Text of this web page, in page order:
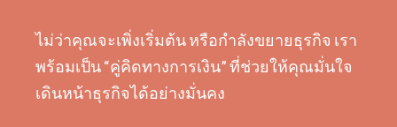
ไม่ว่าคุณจะเพิ่งเริ่มต้น หรือกำลังขยายธุรกิจ เรา
พร้อมเป็น “คู่คิดทางการเงิน” ที่ช่วยให้คุณมั่นใจ
เดินหน้าธุรกิจได้อย่างมั่นคง